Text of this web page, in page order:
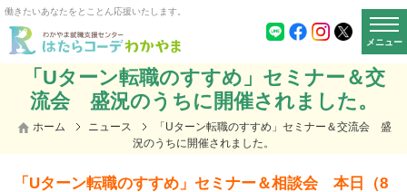
働きたいあなたをとことん応援いたします。
メニュー
「Uターン転職のすすめ」セミナー＆交
流会 盛況のうちに開催されました。
ホーム ニュース
「Uターン転職のすすめ」セミナー＆交流会 盛
況のうちに開催されました。
「Uターン転職のすすめ」セミナー＆相談会 本日（8